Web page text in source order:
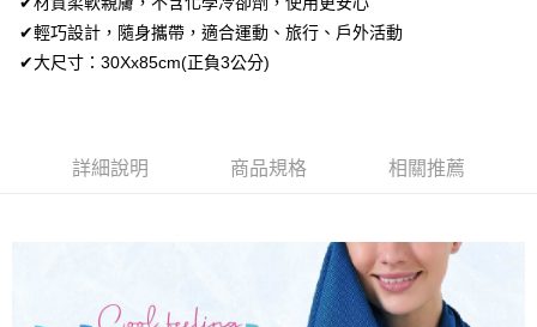
每筆NT$80，滿NT$699(含以上)免運費
付款後全家取貨
新竹物流/郵局
✔輕巧設計，隨身攜帶，適合運動、旅行、戶外活動
✔大尺寸：30Xx85cm(正負3公分)
詳細說明 商品規格 相關推薦